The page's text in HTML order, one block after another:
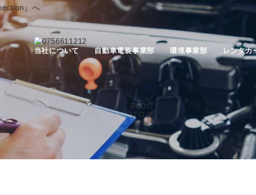
』へ
当社について 自動車電装事業部 環境事業部 レンタカ
BLOG
ブログ